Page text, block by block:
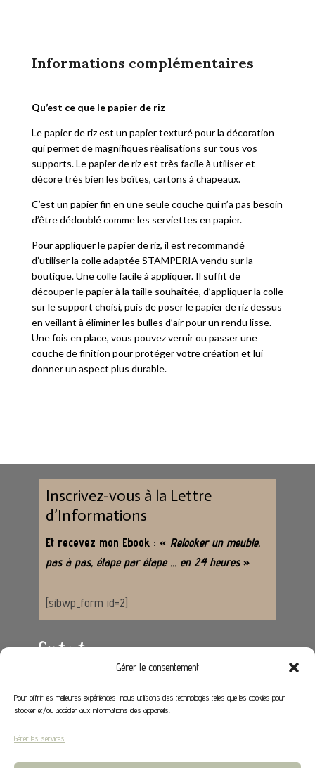
Gérer le consentement
Pour offrir les meilleures expériences, nous utilisons des technologies telles que les cookies pour
stocker et/ou accéder aux informations des appareils.
Gérer les services
Informations complémentaires
Qu’est ce que le papier de riz
Le papier de riz est un papier texturé pour la décoration
qui permet de magnifiques réalisations sur tous vos
supports. Le papier de riz est très facile à utiliser et
décore très bien les boîtes, cartons à chapeaux.
C’est un papier fin en une seule couche qui n’a pas besoin
d’être dédoublé comme les serviettes en papier.
Pour appliquer le papier de riz, il est recommandé
d’utiliser la colle adaptée STAMPERIA vendu sur la
boutique. Une colle facile à appliquer. Il suffit de
découper le papier à la taille souhaitée, d’appliquer la colle
sur le support choisi, puis de poser le papier de riz dessus
en veillant à éliminer les bulles d’air pour un rendu lisse.
Une fois en place, vous pouvez vernir ou passer une
couche de finition pour protéger votre création et lui
donner un aspect plus durable.
Inscrivez-vous à la Lettre
d’Informations
Et recevez mon Ebook : « Relooker un meuble,
pas à pas, étape par étape … en 24 heures »
[sibwp_form id=2]
Contact
contact@stephaniedeco.fr
Liens utiles